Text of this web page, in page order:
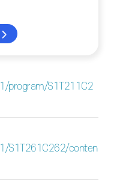
program/S1T211C2
S1T261C262/conten